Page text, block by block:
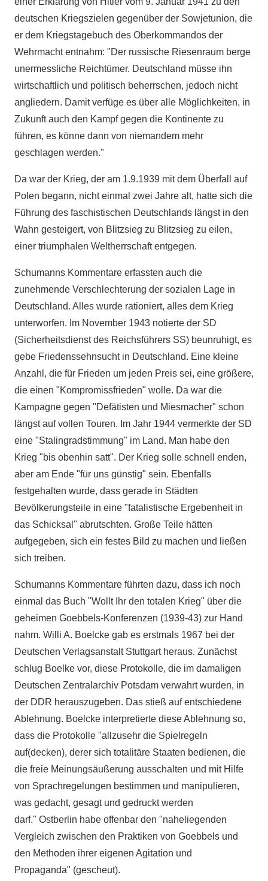
deutschen Kriegszielen gegenüber der Sowjetunion, die
er dem Kriegstagebuch des Oberkommandos der
Wehrmacht entnahm: "Der russische Riesenraum berge
unermessliche Reichtümer. Deutschland müsse ihn
wirtschaftlich und politisch beherrschen, jedoch nicht
angliedern. Damit verfüge es über alle Möglichkeiten, in
Zukunft auch den Kampf gegen die Kontinente zu
führen, es könne dann von niemandem mehr
geschlagen werden."
Da war der Krieg, der am 1.9.1939 mit dem Überfall auf
Polen begann, nicht einmal zwei Jahre alt, hatte sich die
Führung des faschistischen Deutschlands längst in den
Wahn gesteigert, von Blitzsieg zu Blitzsieg zu eilen,
einer triumphalen Weltherrschaft entgegen.
Schumanns Kommentare erfassten auch die
zunehmende Verschlechterung der sozialen Lage in
Deutschland. Alles wurde rationiert, alles dem Krieg
unterworfen. Im November 1943 notierte der SD
(Sicherheitsdienst des Reichsführers SS) beunruhigt, es
gebe Friedenssehnsucht in Deutschland. Eine kleine
Anzahl, die für Frieden um jeden Preis sei, eine größere,
die einen "Kompromissfrieden" wolle. Da war die
Kampagne gegen "Defätisten und Miesmacher" schon
längst auf vollen Touren. Im Jahr 1944 vermerkte der SD
eine "Stalingradstimmung" im Land. Man habe den
Krieg "bis obenhin satt". Der Krieg solle schnell enden,
aber am Ende "für uns günstig" sein. Ebenfalls
festgehalten wurde, dass gerade in Städten
Bevölkerungsteile in eine "fatalistische Ergebenheit in
das Schicksal" abrutschten. Große Teile hätten
aufgegeben, sich ein festes Bild zu machen und ließen
sich treiben.
Schumanns Kommentare führten dazu, dass ich noch
einmal das Buch "Wollt Ihr den totalen Krieg" über die
geheimen Goebbels-Konferenzen (1939-43) zur Hand
nahm. Willi A. Boelcke gab es erstmals 1967 bei der
Deutschen Verlagsanstalt Stuttgart heraus. Zunächst
schlug Boelke vor, diese Protokolle, die im damaligen
Deutschen Zentralarchiv Potsdam verwahrt wurden, in
der DDR herauszugeben. Das stieß auf entschiedene
Ablehnung. Boelcke interpretierte diese Ablehnung so,
dass die Protokolle "allzusehr die Spielregeln
auf(decken), derer sich totalitäre Staaten bedienen, die
die freie Meinungsäußerung ausschalten und mit Hilfe
von Sprachregelungen bestimmen und manipulieren,
was gedacht, gesagt und gedruckt werden
darf." Ostberlin habe offenbar den "naheliegenden
Vergleich zwischen den Praktiken von Goebbels und
den Methoden ihrer eigenen Agitation und
Propaganda" (gescheut).